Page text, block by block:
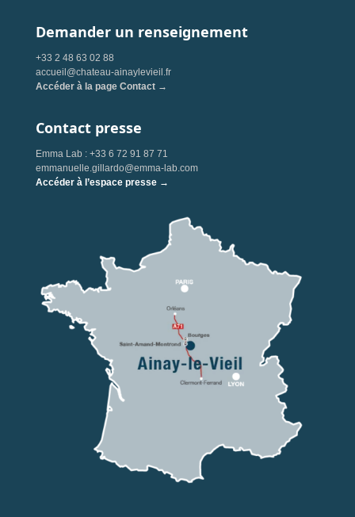
Demander un renseignement
+33 2 48 63 02 88
accueil@chateau-ainaylevieil.fr
Accéder à la page Contact →
Contact presse
Emma Lab : +33 6 72 91 87 71
emmanuelle.gillardo@emma-lab.com
Accéder à l’espace presse →